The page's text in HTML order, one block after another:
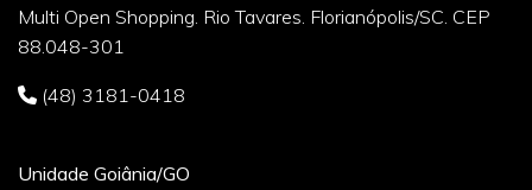
Multi Open Shopping. Rio Tavares. Florianópolis/SC. CEP
88.048-301
(48) 3181-0418
Unidade Goiânia/GO